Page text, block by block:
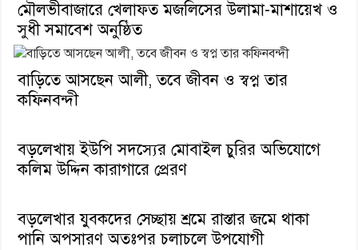
মৌলভীবাজারে খেলাফত মজলিসের উলামা-মাশায়েখ ও
সুধী সমাবেশ অনুষ্ঠিত
বাড়িতে আসছেন আলী, তবে জীবন ও স্বপ্ন তার
কফিনবন্দী
বড়লেখায় ইউপি সদস্যের মোবাইল চুরির অভিযোগে
কলিম উদ্দিন কারাগারে প্রেরণ
বড়লেখার যুবকদের সেচ্ছায় শ্রমে রাস্তার জমে থাকা
পানি অপসারণ অতঃপর চলাচলে উপযোগী